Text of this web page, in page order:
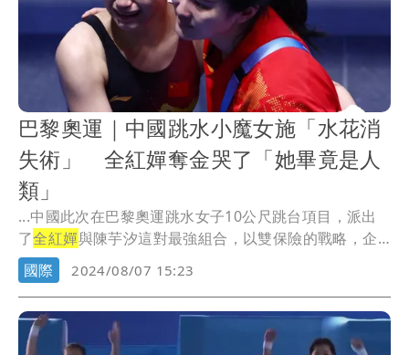
巴黎奧運｜中國跳水小魔女施「水花消
失術」 全紅嬋奪金哭了「她畢竟是人
類」
...中國此次在巴黎奧運跳水女子10公尺跳台項目，派出
了全紅嬋與陳芋汐這對最強組合，以雙保險的戰略，企
圖鎖...
國際 2024/08/07 15:23